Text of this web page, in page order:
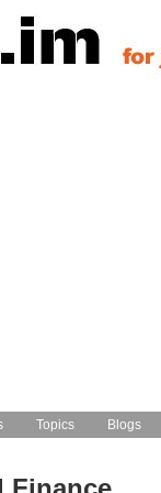
Topics Blogs
Topics Blogs